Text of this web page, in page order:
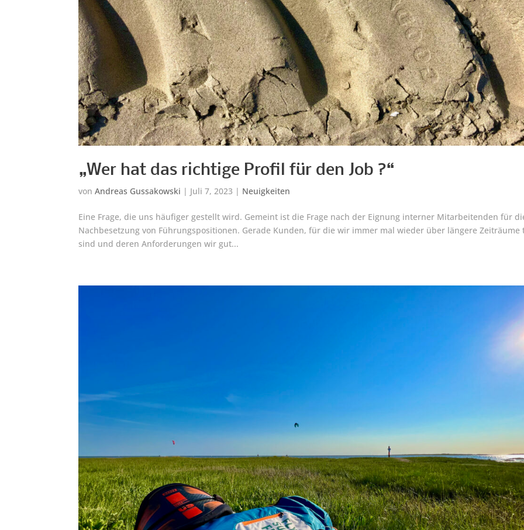
„Wer hat das richtige Profil für den Job ?“
vonAndreas Gussakowski | Juli 7, 2023 | Neuigkeiten
Eine Frage, die uns häufiger gestellt wird. Gemeint ist die Frage nach der Eignung interner Mitarbeitenden für
Nachbesetzung von Führungspositionen. Gerade Kunden, für die wir immer mal wieder über längere Zeiträume
sind und deren Anforderungen wir gut...